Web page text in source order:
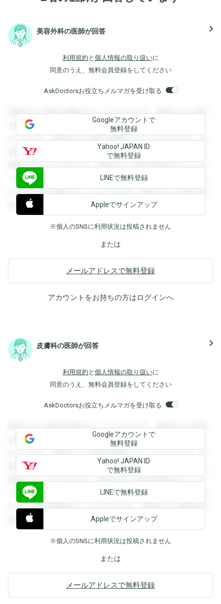
美容外科の医師が回答 navigate_next
利用規約 と 個人情報の取り扱いに
同意のうえ、無料会員登録をしてください
AskDoctorsお役立ちメルマガを受け取る
登録すると回答を閲覧することができます。登録すると回答
を閲覧することができます。登録すると回答を閲覧すること
ができます。登録すると回答を閲覧することができます。登
録すると回答を閲覧することができます。登録すると回答を
閲覧することができます。登録すると回答を閲覧することが
できます。登録すると回答を閲覧することができます。登録
すると回答を閲覧することができます。登録すると回答を閲
覧することができます。
Googleアカウントで
無料登録
Yahoo! JAPAN ID
で無料登録
LINEで無料登録
Appleでサインアップ
※個人のSNSに利用状況は投稿されません
または
メールアドレスで無料登録
アカウントをお持ちの方はログインへ
皮膚科の医師が回答 navigate_next
利用規約 と 個人情報の取り扱いに
同意のうえ、無料会員登録をしてください
AskDoctorsお役立ちメルマガを受け取る
登録すると回答を閲覧することができます。登録すると回答
を閲覧することができます。登録すると回答を閲覧すること
ができます。登録すると回答を閲覧することができます。登
録すると回答を閲覧することができます。登録すると回答を
閲覧することができます。登録すると回答を閲覧することが
できます。登録すると回答を閲覧することができます。登録
すると回答を閲覧することができます。登録すると回答を閲
覧することができます。
Googleアカウントで
無料登録
Yahoo! JAPAN ID
で無料登録
LINEで無料登録
Appleでサインアップ
※個人のSNSに利用状況は投稿されません
または
メールアドレスで無料登録